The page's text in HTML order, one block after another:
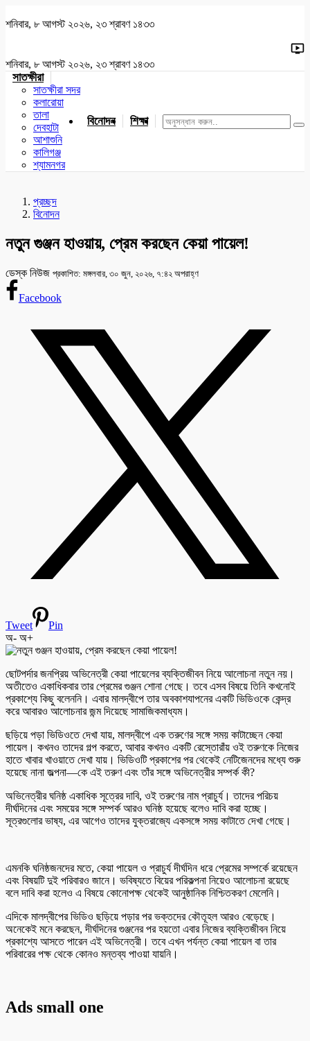
শনিবার, ৮ আগস্ট ২০২৬, ২৩ শ্রাবণ ১৪৩৩
শনিবার, ৮ আগস্ট ২০২৬, ২৩ শ্রাবণ ১৪৩৩
সাতক্ষীরা
সাতক্ষীরা সদর
কলারোয়া
তালা
দেবহাটা
আশাশুনি
কালিগঞ্জ
শ্যামনগর
বিনোদন শিক্ষা খেলাধুলা জাতীয় যশোর
প্রচ্ছদ
বিনোদন
নতুন গুঞ্জন হাওয়ায়, প্রেম করছেন কেয়া পায়েল!
ডেস্ক নিউজ প্রকাশিত: মঙ্গলবার, ৩০ জুন, ২০২৬, ৭:৪২ অপরাহ্ণ
Facebook
Tweet
Pin
অ- অ+
ছোটপর্দার জনপ্রিয় অভিনেত্রী কেয়া পায়েলের ব্যক্তিজীবন নিয়ে আলোচনা নতুন নয়।
অতীতেও একাধিকবার তার প্রেমের গুঞ্জন শোনা গেছে। তবে এসব বিষয়ে তিনি কখনোই
প্রকাশ্যে কিছু বলেননি। এবার মালদ্বীপে তার অবকাশযাপনের একটি ভিডিওকে কেন্দ্র
করে আবারও আলোচনার জন্ম দিয়েছে সামাজিকমাধ্যম।
ছড়িয়ে পড়া ভিডিওতে দেখা যায়, মালদ্বীপে এক তরুণের সঙ্গে সময় কাটাচ্ছেন কেয়া
পায়েল। কখনও তাদের গল্প করতে, আবার কখনও একটি রেস্তোরাঁয় ওই তরুণকে নিজের
হাতে খাবার খাওয়াতে দেখা যায়। ভিডিওটি প্রকাশের পর থেকেই নেটিজেনদের মধ্যে শুরু
হয়েছে নানা জল্পনা—কে এই তরুণ এবং তাঁর সঙ্গে অভিনেত্রীর সম্পর্ক কী?
অভিনেত্রীর ঘনিষ্ঠ একাধিক সূত্রের দাবি, ওই তরুণের নাম প্রাচুর্য। তাদের পরিচয়
দীর্ঘদিনের এবং সময়ের সঙ্গে সম্পর্ক আরও ঘনিষ্ঠ হয়েছে বলেও দাবি করা হচ্ছে।
সূত্রগুলোর ভাষ্য, এর আগেও তাদের যুক্তরাজ্যে একসঙ্গে সময় কাটাতে দেখা গেছে।
এমনকি ঘনিষ্ঠজনদের মতে, কেয়া পায়েল ও প্রাচুর্য দীর্ঘদিন ধরে প্রেমের সম্পর্কে রয়েছেন
এবং বিষয়টি দুই পরিবারও জানে। ভবিষ্যতে বিয়ের পরিকল্পনা নিয়েও আলোচনা রয়েছে
বলে দাবি করা হলেও এ বিষয়ে কোনোপক্ষ থেকেই আনুষ্ঠানিক নিশ্চিতকরণ মেলেনি।
এদিকে মালদ্বীপের ভিডিও ছড়িয়ে পড়ার পর ভক্তদের কৌতূহল আরও বেড়েছে।
অনেকেই মনে করছেন, দীর্ঘদিনের গুঞ্জনের পর হয়তো এবার নিজের ব্যক্তিজীবন নিয়ে
প্রকাশ্যে আসতে পারেন এই অভিনেত্রী। তবে এখন পর্যন্ত কেয়া পায়েল বা তার
পরিবারের পক্ষ থেকে কোনও মন্তব্য পাওয়া যায়নি।
Ads small one